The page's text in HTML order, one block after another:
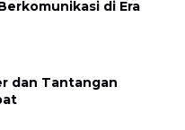
di Era
dan Tantangan